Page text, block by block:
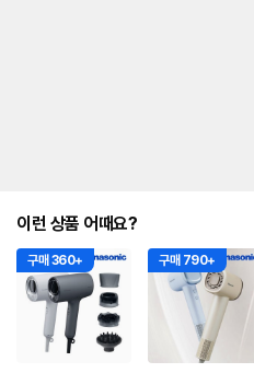
이런 상품 어때요?
구매 360+ 구매 790+